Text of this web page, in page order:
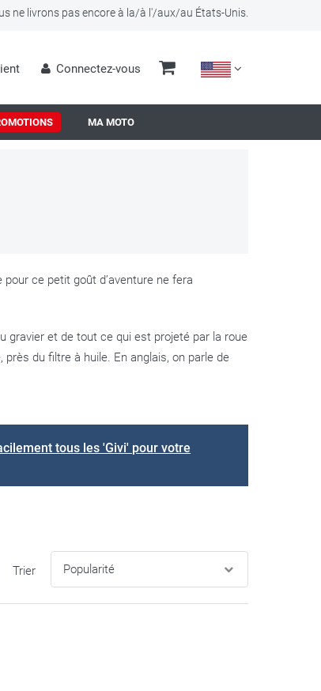
ne livrons pas encore à la/à l'/aux/au États-Unis.
Connectez-vous
MA MOTO
ce petit goût d’aventure ne fera
gravier et de tout ce qui est projeté par la roue
du filtre à huile. En anglais, on parle de
tous les 'Givi' pour votre
Trier